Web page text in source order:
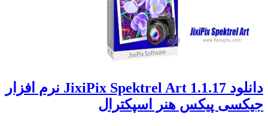
دانلود JixiPix Spektrel Art 1.1.17 نرم افزار
جیکسی پیکس هنر اسپکترال